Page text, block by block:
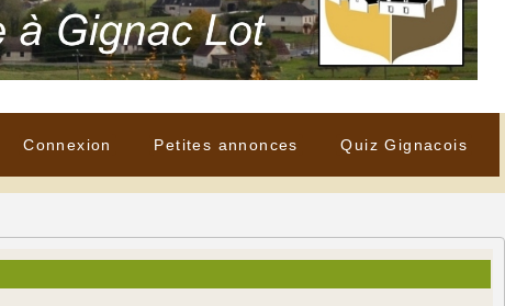
Connexion Petites annonces Quiz Gignacois